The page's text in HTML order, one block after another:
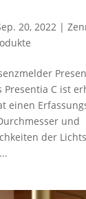
20, 2022|
Presentia C ist
einen
und
der